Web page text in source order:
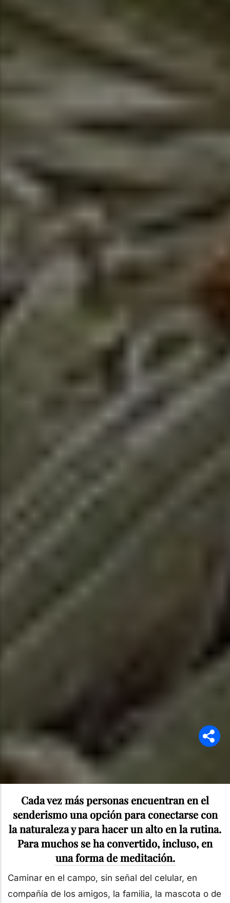
Cada vez más personas encuentran en el
senderismo una opción para conectarse con
la naturaleza y para hacer un alto en la rutina.
Para muchos se ha convertido, incluso, en
una forma de meditación.
Caminar en el campo, sin señal del celular, en
compañía de los amigos, la familia, la mascota o de